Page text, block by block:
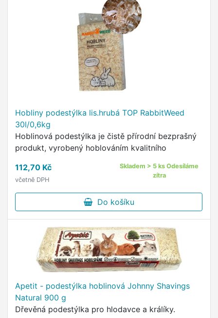
Hobliny podestýlka lis.hrubá TOP RabbitWeed
30l/0,6kg
Hoblinová podestýlka je čistě přírodní bezprašný
produkt, vyrobený hoblováním kvalitního
112,70 Kč
včetně DPH
Skladem > 5 ks Odesíláme
zítra
Do košíku
Apetit - podestýlka hoblinová Johnny Shavings
Natural 900 g
Dřevěná podestýlka pro hlodavce a králíky.